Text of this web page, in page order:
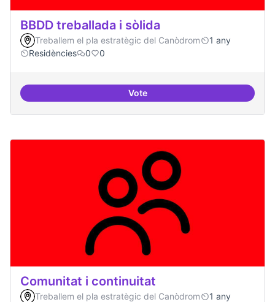
BBDD treballada i sòlida
Treballem el pla estratègic del Canòdrom
1 any
Residències
0 0
VoteBBDD treballada i sòlida
Comunitat i continuitat
Treballem el pla estratègic del Canòdrom
1 any